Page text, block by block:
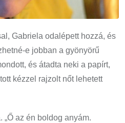
Gabriela odalépett hozzá, és
e jobban a gyönyörű
és átadta neki a papírt,
kézzel rajzolt nőt lehetett
az én boldog anyám.